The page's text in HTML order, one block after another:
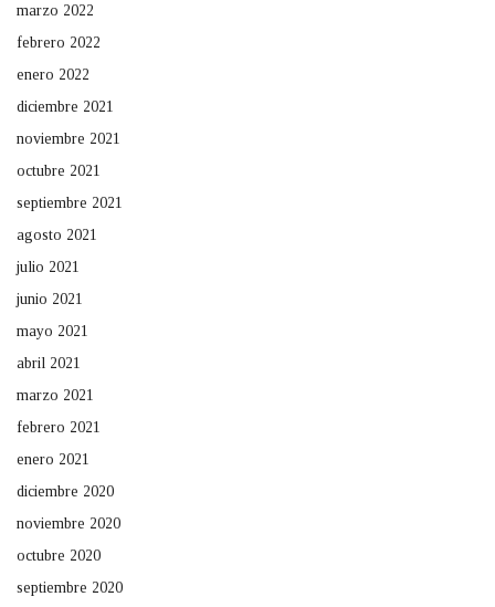
marzo 2022
febrero 2022
enero 2022
diciembre 2021
noviembre 2021
octubre 2021
septiembre 2021
agosto 2021
julio 2021
junio 2021
mayo 2021
abril 2021
marzo 2021
febrero 2021
enero 2021
diciembre 2020
noviembre 2020
octubre 2020
septiembre 2020